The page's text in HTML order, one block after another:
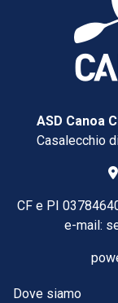
ASD Canoa
Casalecchio
CF e PI
e-mail:
Dove siamo